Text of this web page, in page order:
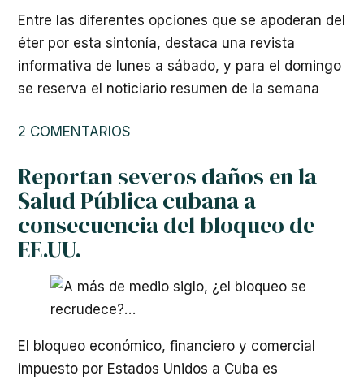
Entre las diferentes opciones que se apoderan del
éter por esta sintonía, destaca una revista
informativa de lunes a sábado, y para el domingo
se reserva el noticiario resumen de la semana
2 COMENTARIOS
Reportan severos daños en la
Salud Pública cubana a
consecuencia del bloqueo de
EE.UU.
El bloqueo económico, financiero y comercial
impuesto por Estados Unidos a Cuba es